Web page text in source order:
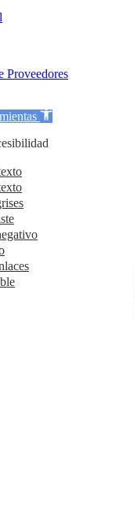
Proveedores